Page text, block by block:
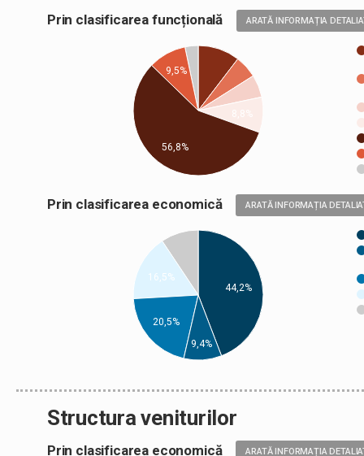
Prin clasificarea funcțională ARATĂ INFORMAȚIA
9,5%
56,8%
Prin clasificarea economică ARATĂ INFORMAȚIA
44,2%
16,5%
20,5%
9,4%
Structura veniturilor
Prin clasificarea economică ARATĂ INFORMAȚIA